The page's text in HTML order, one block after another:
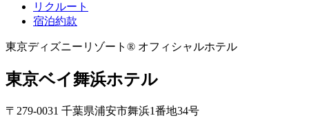
リクルート
宿泊約款
東京ディズニーリゾート® オフィシャルホテル
東京ベイ舞浜ホテル
〒279-0031 千葉県浦安市舞浜1番地34号